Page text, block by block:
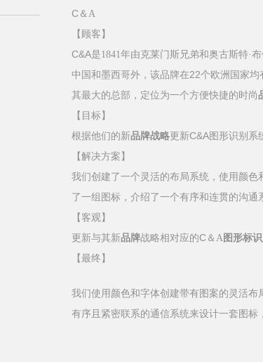
C ＆A
【顾客】
C&A是1841年由克莱门斯兄弟和奥古斯特·
中国和墨西哥外，该品牌在22个欧洲国家均
其最大的总部，定位为一个方便快捷的时尚
【目标】
根据他们的新品牌战略更新C&A 图形识别系
【解决方案】
我们创建了一个灵活的布局系统，使用颜
了一组图标，介绍了一个有序和连贯的沟
【客观】
更新与其新品牌战略相对应的C ＆A图形标
【最终】
我们使用颜色和字体创建带有图案的灵活
有序且紧密联系的通信系统来设计一套图标